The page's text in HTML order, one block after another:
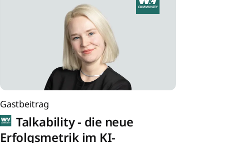
Gastbeitrag
Talkability - die neue
Erfolgsmetrik im KI-